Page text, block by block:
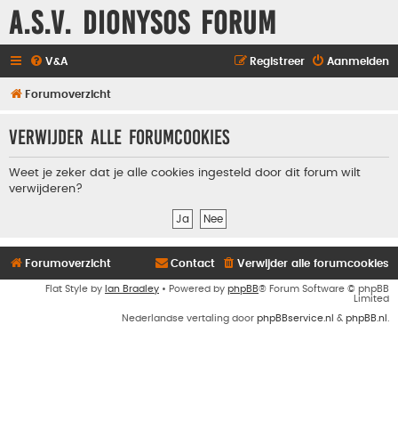
A.S.V. Dionysos Forum
V&A Aanmelden
Registreer
Forumoverzicht
Verwijder alle forumcookies
Weet je zeker dat je alle cookies ingesteld door dit forum wilt
verwijderen?
Forumoverzicht Verwijder alle forumcookies
Contact
Flat Style by Ian Bradley • Powered by phpBB® Forum Software © phpBB
Limited
Nederlandse vertaling door phpBBservice.nl & phpBB.nl